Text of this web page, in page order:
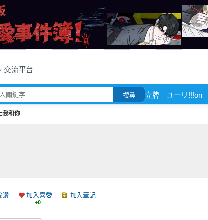
交流平台
搜尋 立牌 ユーリ!!!on
我和你
讚 加入喜愛
+0
加入筆記